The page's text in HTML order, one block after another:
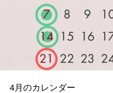
4月のカレンダー